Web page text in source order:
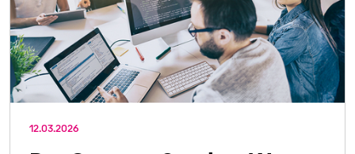
12.03.2026